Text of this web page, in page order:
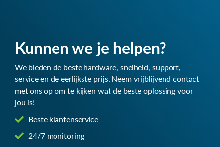
Kunnen we je helpen?
We bieden de beste hardware, snelheid, support,
service en de eerlijkste prijs. Neem vrijblijvend contact
met ons op om te kijken wat de beste oplossing voor
jou is!
Beste klantenservice
24/7 monitoring